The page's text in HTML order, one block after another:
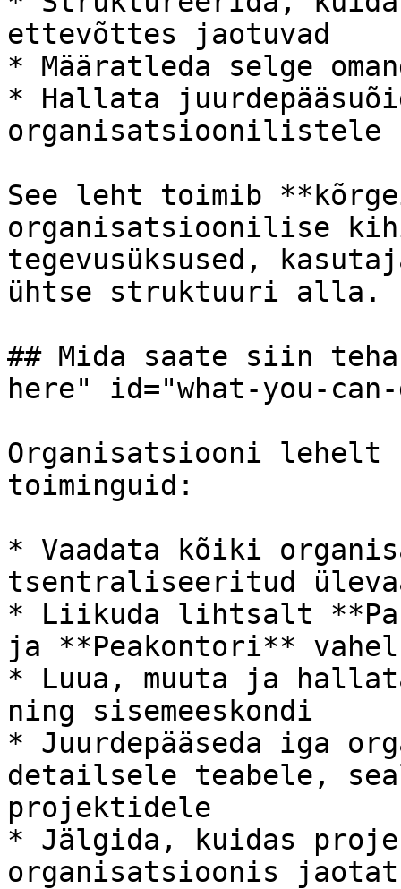
ettevõttes jaotuvad
* Määratleda selge
* Hallata
See leht toimib
organisatsioonilise
tegevusüksused,
ühtse struktuuri alla.
## Mida saate siin
here" id="what-you-
Organisatsiooni lehelt
toiminguid:
* Vaadata kõiki
tsentraliseeritud
* Liikuda lihtsalt
ja **Peakontori** vahel
* Luua, muuta ja
ning sisemeeskondi
* Juurdepääseda iga
detailsele teabele,
projektidele
* Jälgida, kuidas
organisatsioonis